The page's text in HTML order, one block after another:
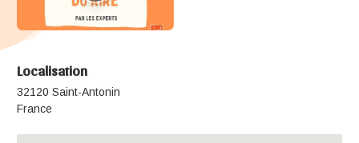
Localisation
32120 Saint-Antonin
France